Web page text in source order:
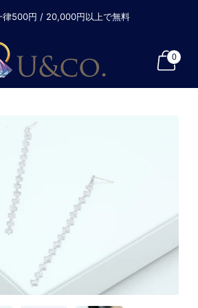
律500円 / 20,000円以上で無料
0